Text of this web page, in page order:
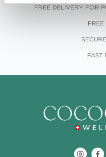
FREE DELIVERY FOR
FREE
FAST